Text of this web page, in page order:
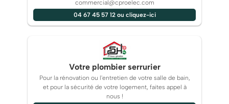
commercial@cproelec.com
04 67 45 57 12 ou cliquez-ici
Votre plombier serrurier
Pour la rénovation ou l'entretien de votre salle de bain,
et pour la sécurité de votre logement, faites appel à
nous !